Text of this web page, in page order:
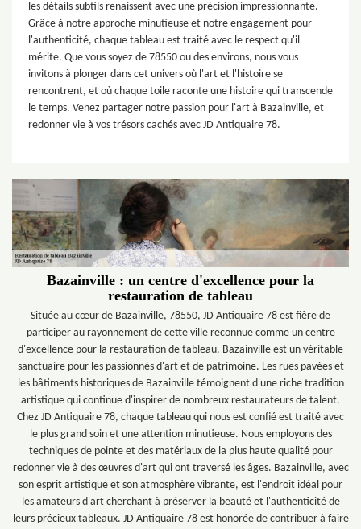
les détails subtils renaissent avec une précision impressionnante.
Grâce à notre approche minutieuse et notre engagement pour
l'authenticité, chaque tableau est traité avec le respect qu'il
mérite. Que vous soyez de 78550 ou des environs, nous vous
invitons à plonger dans cet univers où l'art et l'histoire se
rencontrent, et où chaque toile raconte une histoire qui transcende
le temps. Venez partager notre passion pour l'art à Bazainville, et
redonner vie à vos trésors cachés avec JD Antiquaire 78.
Bazainville : un centre d'excellence pour la
restauration de tableau
Située au cœur de Bazainville, 78550, JD Antiquaire 78 est fière de
participer au rayonnement de cette ville reconnue comme un centre
d'excellence pour la restauration de tableau. Bazainville est un véritable
sanctuaire pour les passionnés d'art et de patrimoine. Les rues pavées et
les bâtiments historiques de Bazainville témoignent d'une riche tradition
artistique qui continue d'inspirer de nombreux restaurateurs de talent.
Chez JD Antiquaire 78, chaque tableau qui nous est confié est traité avec
le plus grand soin et une attention minutieuse. Nous employons des
techniques de pointe et des matériaux de la plus haute qualité pour
redonner vie à des œuvres d'art qui ont traversé les âges. Bazainville, avec
son esprit artistique et son atmosphère vibrante, est l'endroit idéal pour
les amateurs d'art cherchant à préserver la beauté et l'authenticité de
leurs précieux tableaux. JD Antiquaire 78 est honorée de contribuer à faire